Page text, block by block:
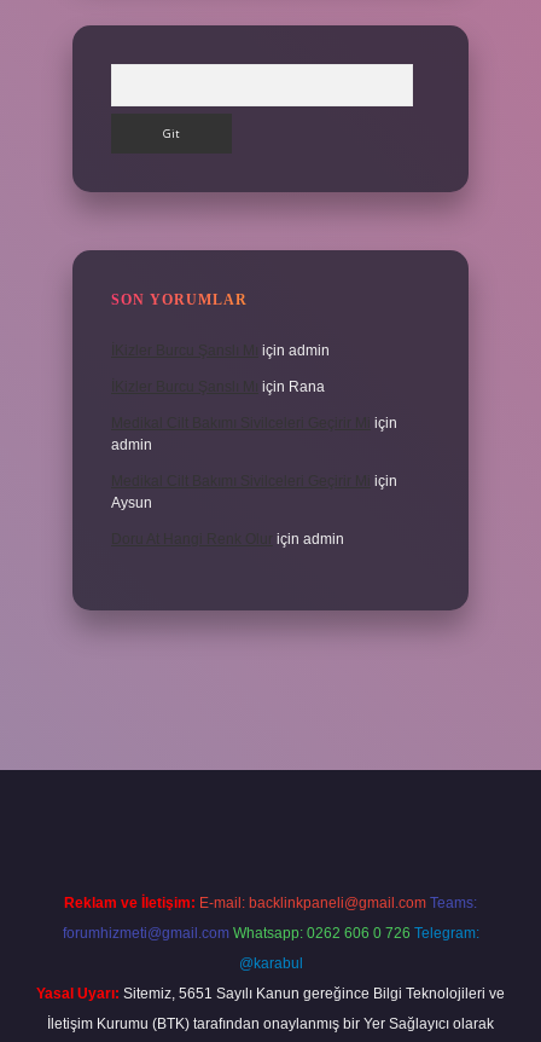
SON YORUMLAR
için admin
için Rana
için
admin
için
Aysun
için admin
Reklam ve İletişim: E-mail: backlinkpaneli@gmail.com Teams:
forumhizmeti@gmail.com Whatsapp: 0262 606 0 726 Telegram:
@karabul
Yasal Uyarı: Sitemiz, 5651 Sayılı Kanun gereğince Bilgi Teknolojileri ve
İletişim Kurumu (BTK) tarafından onaylanmış bir Yer Sağlayıcı olarak